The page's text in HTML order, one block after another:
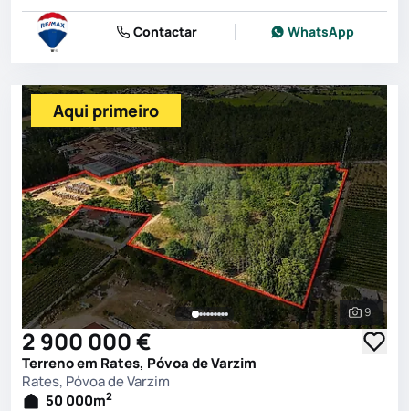
Contactar WhatsApp
Ver
9
Aqui primeiro
2 900 000 €
Terreno em Rates, Póvoa de Varzim
Rates, Póvoa de Varzim
50 000m2